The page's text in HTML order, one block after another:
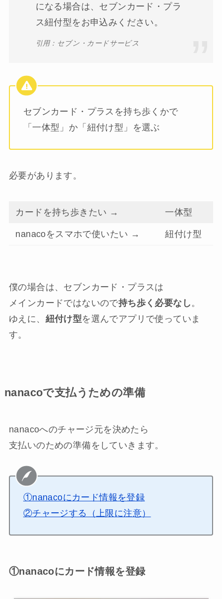
になる場合は、セブンカード・プラ
ス紐付型をお申込みください。
引用：セブン・カードサービス
セブンカード・プラスを持ち歩くかで
「一体型」か「紐付け型」を選ぶ
必要があります。
カードを持ち歩きたい → 一体型
nanacoをスマホで使いたい → 紐付け型
僕の場合は、セブンカード・プラスは
メインカードではないので持ち歩く必要なし 。
ゆえに、 紐付け型を選んでアプリで使っていま
す。
nanacoで支払うための準備
nanacoへのチャージ元を決めたら
支払いのための準備をしていきます。
①nanacoにカード情報を登録
②チャージする（上限に注意）
①nanacoにカード情報を登録